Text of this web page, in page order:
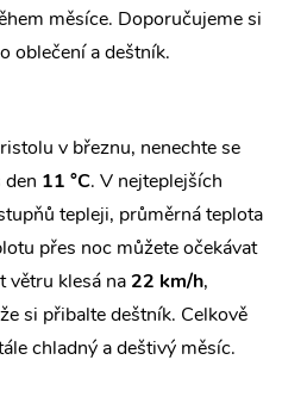
měsíce. Doporučujeme si
oblečení a deštník.
v březnu, nenechte se
11 °C. V nejteplejších
tepleji, průměrná teplota
přes noc můžete očekávat
větru klesá na 22 km/h,
si přibalte deštník. Celkově
chladný a deštivý měsíc.